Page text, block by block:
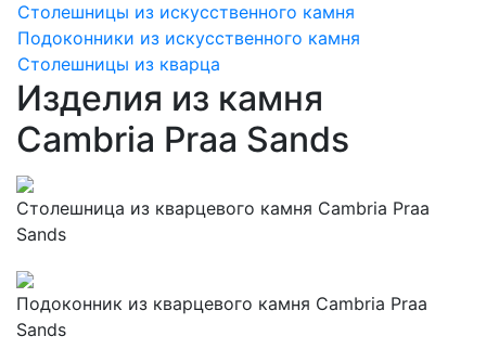
Столешницы из искусственного камня
Подоконники из искусственного камня
Столешницы из кварца
Изделия из камня
Cambria Praa Sands
Столешница из кварцевого камня Cambria Praa
Sands
Подоконник из кварцевого камня Cambria Praa
Sands